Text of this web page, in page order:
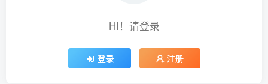
HI！请登录
登录 注册